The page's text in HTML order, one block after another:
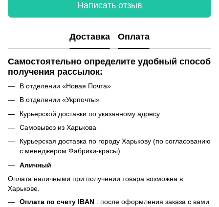
Написать отзыв
Доставка Оплата
Самостоятельно определите удобный способ
получения рассылок:
В отделении «Новая Почта»
В отделении «Укрпочты»
Курьерской доставки по указанному адресу
Самовывоз из Харькова
Курьерская доставка по городу Харькову (по согласованию
с менеджером Фабрики-красы)
Аличный
Оплата наличными при получении товара возможна в
Харькове.
Оплата по счету IBAN : после оформления заказа с вами